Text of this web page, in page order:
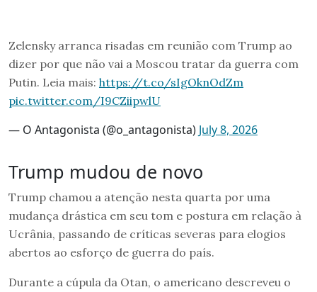
Zelensky arranca risadas em reunião com Trump ao
dizer por que não vai a Moscou tratar da guerra com
Putin. Leia mais: https://t.co/sIgOknOdZm
pic.twitter.com/I9CZiipwlU
— O Antagonista (@o_antagonista) July 8, 2026
Trump mudou de novo
Trump chamou a atenção nesta quarta por uma
mudança drástica em seu tom e postura em relação à
Ucrânia, passando de críticas severas para elogios
abertos ao esforço de guerra do país.
Durante a cúpula da Otan, o americano descreveu o